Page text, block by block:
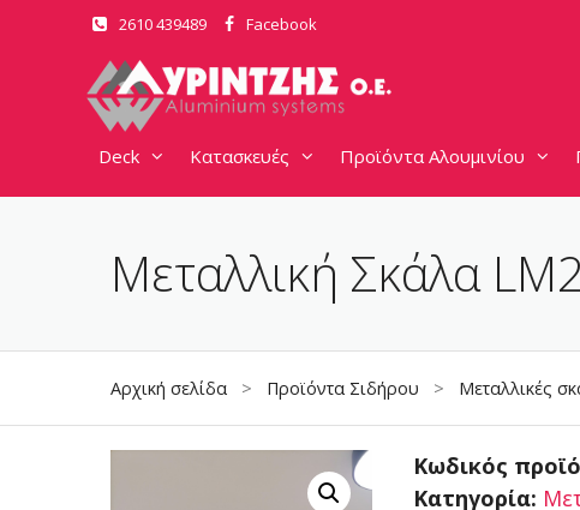
Μετάβαση
περιεχόμενο
2610 439489 Facebook
Deck Κατασκευές Προϊόντα Αλουμινίου
Μεταλλική Σκάλα
Αρχική σελίδα > Προϊόντα Σιδήρου > Μεταλλικές
Κωδικός
Κατηγορία: